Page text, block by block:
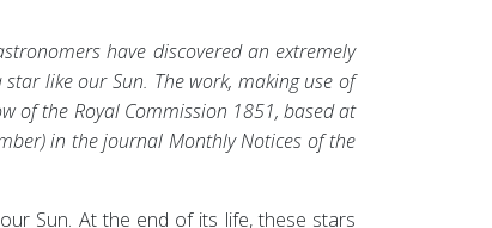
have discovered an extremely
like our Sun. The work, making use of
of the Royal Commission 1851, based at
in the journal Monthly Notices of the
Sun. At the end of its life, these stars